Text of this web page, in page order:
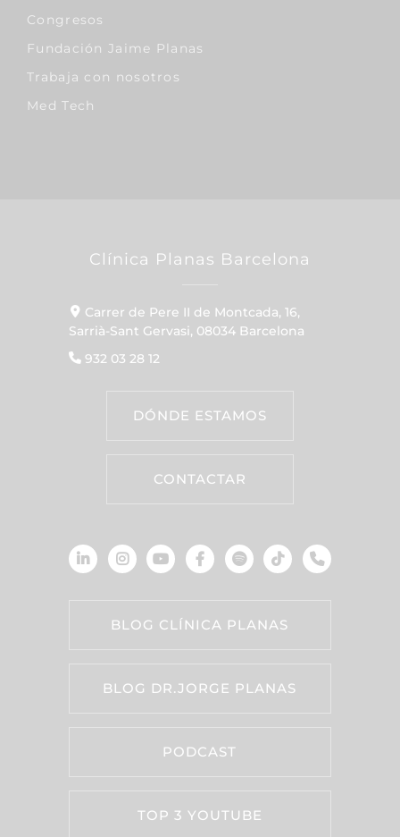
Congresos
Fundación Jaime Planas
Trabaja con nosotros
Med Tech
Clínica Planas Barcelona
Carrer de Pere II de Montcada, 16,
Sarrià-Sant Gervasi, 08034 Barcelona
932 03 28 12
DÓNDE ESTAMOS
CONTACTAR
BLOG CLÍNICA PLANAS
BLOG DR.JORGE PLANAS
PODCAST
TOP 3 YOUTUBE